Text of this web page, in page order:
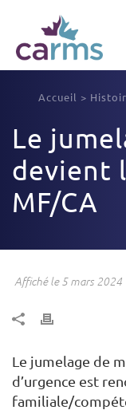
Accueil >
Le
devient
MF/CA
Affiché le 5 mars 2024
Le jumelage de
d’urgence est
familiale/